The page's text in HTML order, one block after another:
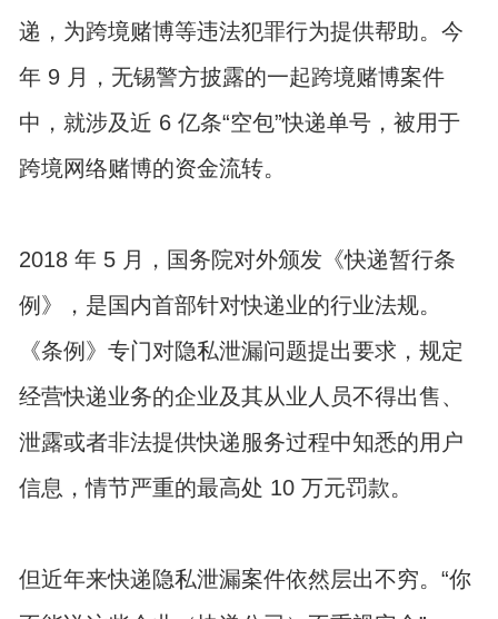
递，为跨境赌博等违法犯罪行为提供帮助。今
年 9 月，无锡警方披露的一起跨境赌博案件
中，就涉及近 6 亿条“空包”快递单号，被用于
跨境网络赌博的资金流转。
2018 年 5 月，国务院对外颁发《快递暂行条
例》，是国内首部针对快递业的行业法规。
《条例》专门对隐私泄漏问题提出要求，规定
经营快递业务的企业及其从业人员不得出售、
泄露或者非法提供快递服务过程中知悉的用户
信息，情节严重的最高处 10 万元罚款。
但近年来快递隐私泄漏案件依然层出不穷。“你